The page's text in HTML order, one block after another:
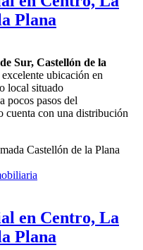
Plana
Sur, Castellón de la
ubicación en
local situado
pocos pasos del
cuenta con una distribución
en Centro, La
Plana